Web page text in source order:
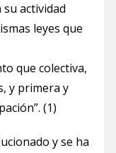
actividad
leyes que
que colectiva,
y primera y
(1)
y se ha